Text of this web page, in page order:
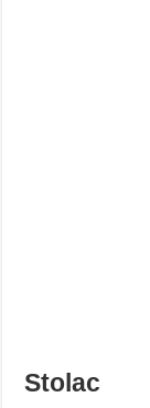
Stolac